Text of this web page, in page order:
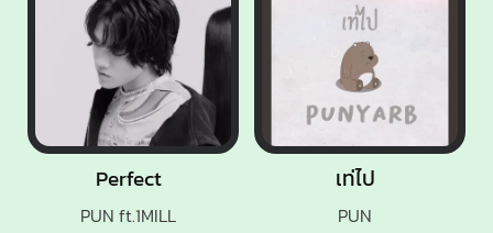
Perfect
PUN ft.1MILL
เท่ไป
PUN